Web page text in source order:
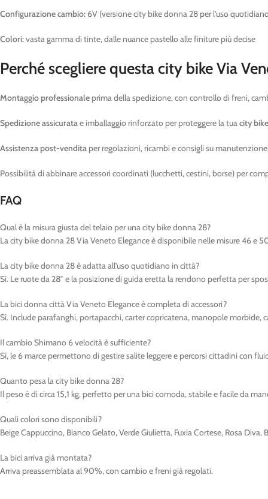
Configurazione cambio: 6V (versione city bike donna 28 per l’uso
Colori:vasta gamma di tinte, dalle nuance pastello alle finiture più decise
Perché scegliere questa city bike Via
Montaggio professionale prima della spedizione, con controllo di freni,
Spedizione assicuratae imballaggio rinforzato per proteggere la tuacity
Assistenza post-vendita per regolazioni, ricambi e consigli su
Possibilità di abbinare accessori coordinati (lucchetti, cestini, borse) per
FAQ
Qual è la misura giusta del telaio per una city bike donna 28?
La city bike donna 28 Via Veneto Elegance è disponibile nelle misure 46 e
La city bike donna 28 è adatta all’uso quotidiano in città?
Sì. Le ruote da 28″ e la posizione di guida eretta la rendono perfetta per
La bici donna città Via Veneto Elegance è completa di accessori?
Sì. Include parafanghi, portapacchi, carter copricatena, manopole morbide,
Il cambio Shimano 6 velocità è sufficiente?
Sì, le 6 marce permettono di gestire salite leggere e percorsi cittadini con
Quanto pesa la city bike donna 28?
Il peso è di circa 15,1 kg, perfetto per una bici comoda, stabile e facile da
Quali colori sono disponibili?
Beige Cappuccino, Bianco Gelato, Verde Giulietta, Fuxia Cortese, Rosa
La bici arriva già montata?
Arriva preassemblata al 90%, con cambio e freni già regolati.